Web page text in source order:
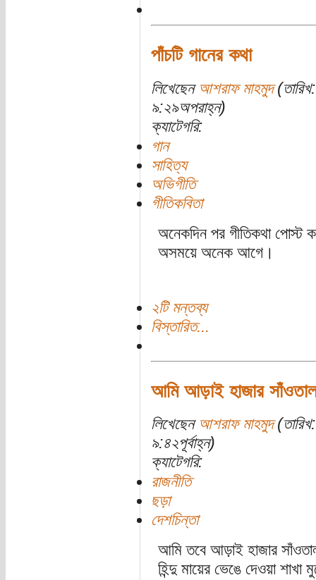
পাঁচটি গানের কথা
লিখেছেন আশরাফ মাহমুদ
৯:২৯অপরাহ্ন)
ক্যাটেগরি:
গান
সাহিত্য
অভিগীতি
গীতিকবিতা
অনেকদিন পর গীতিকথা পোস্ট
অসময়ে অনেক আগে।
২টি মন্তব্য
বিস্তারিত...
আমি আড়াই হাজার
লিখেছেন আশরাফ মাহমুদ
৯:৪২পূর্বাহ্ন)
ক্যাটেগরি:
রাজনীতি
ছড়া
দেশচিন্তা
আমি তবে আড়াই হাজার
হিন্দু মায়ের ভেঙে দেওয়া শাখা